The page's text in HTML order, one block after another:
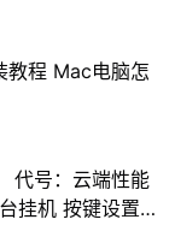
教程 Mac电脑怎
代号：云端性能
挂机 按键设置